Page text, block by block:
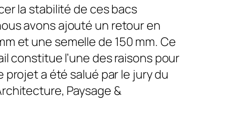
la stabilité de ces bacs
avons ajouté un retour en
et une semelle de 150 mm. Ce
constitue l’une des raisons pour
projet a été salué par le jury du
Paysage &